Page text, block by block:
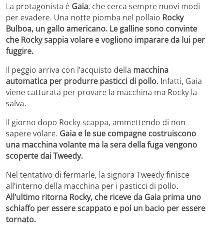
La protagonista è Gaia, che cerca sempre nuovi modi
per evadere. Una notte piomba nel pollaio Rocky
Bulboa, un gallo americano. Le galline sono convinte
che Rocky sappia volare e vogliono imparare da lui per
fuggire.
Il peggio arriva con l’acquisto della macchina
automatica per produrre pasticci di pollo. Infatti, Gaia
viene catturata per provare la macchina ma Rocky la
salva.
Il giorno dopo Rocky scappa, ammettendo di non
sapere volare. Gaia e le sue compagne costruiscono
una macchina volante ma la sera della fuga vengono
scoperte dai Tweedy.
Nel tentativo di fermarle, la signora Tweedy finisce
all’interno della macchina per i pasticci di pollo.
All’ultimo ritorna Rocky, che riceve da Gaia prima uno
schiaffo per essere scappato e poi un bacio per essere
tornato.